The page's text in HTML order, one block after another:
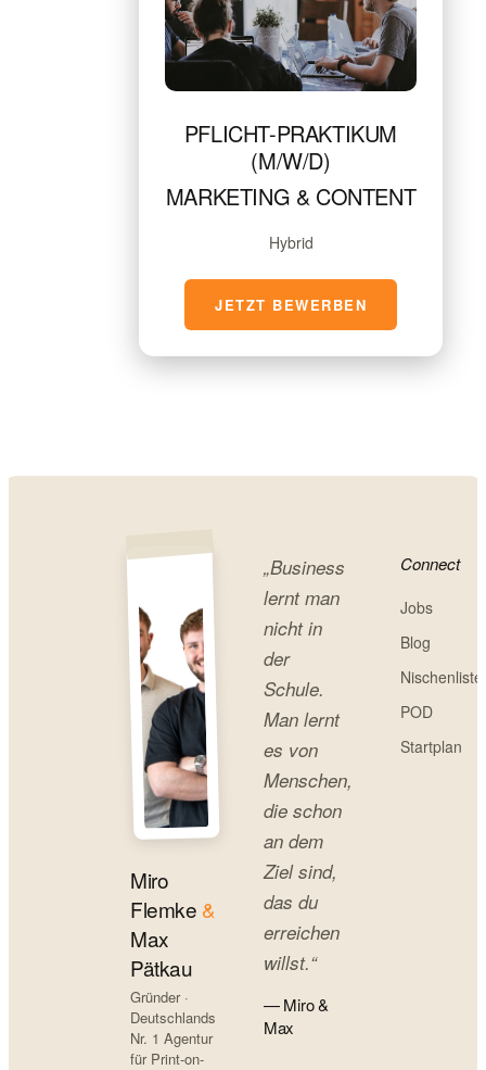
PFLICHT-PRAKTIKUM
(M/W/D)
MARKETING & CONTENT
Hybrid
JETZT BEWERBEN
Miro
Flemke &
Max
Pätkau
Gründer ·
Deutschlands
Nr. 1 Agentur
für Print-on-
„Business
lernt man
nicht in
der
Schule.
Man lernt
es von
Menschen,
die schon
an dem
Ziel sind,
das du
erreichen
willst.“
— Miro &
Max
Connect
Jobs
Blog
Nischenliste
POD
Startplan